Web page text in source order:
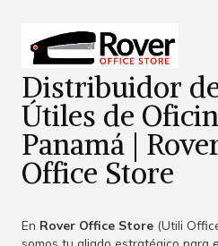
Distribuidor
Útiles de
Panamá |
Office Store
En Rover Office Store (Utili